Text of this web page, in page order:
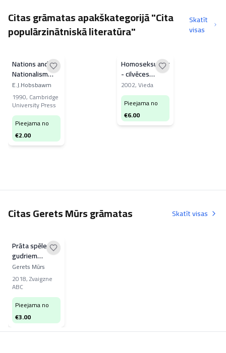
Citas grāmatas apakškategorijā "Cita
populārzinātniskā literatūra"
Skatīt
visas
Nations and
Nationalism
Since 1780
E.J.Hobsbawm
1990, Cambridge
University Press
Pieejama no
€2.00
Homoseksuālisms
- cilvēces
negods un
posts.
2002,Vieda
Pieejama no
€6.00
Citas Gerets Mūrs grāmatas Skatīt visas
Prāta spēles
gudriem
bērniem
Gerets Mūrs
2018,Zvaigzne
ABC
Pieejama no
€3.00